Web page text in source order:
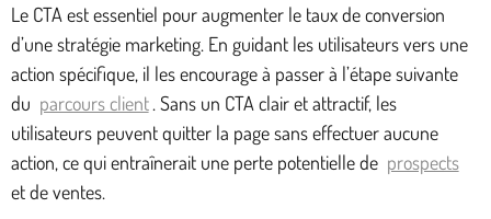
Le CTA est essentiel pour augmenter le taux de conversion
d’une stratégie marketing. En guidant les utilisateurs vers une
action spécifique, il les encourage à passer à l’étape suivante
du parcours client . Sans un CTA clair et attractif, les
utilisateurs peuvent quitter la page sans effectuer aucune
action, ce qui entraînerait une perte potentielle de prospects
et de ventes.